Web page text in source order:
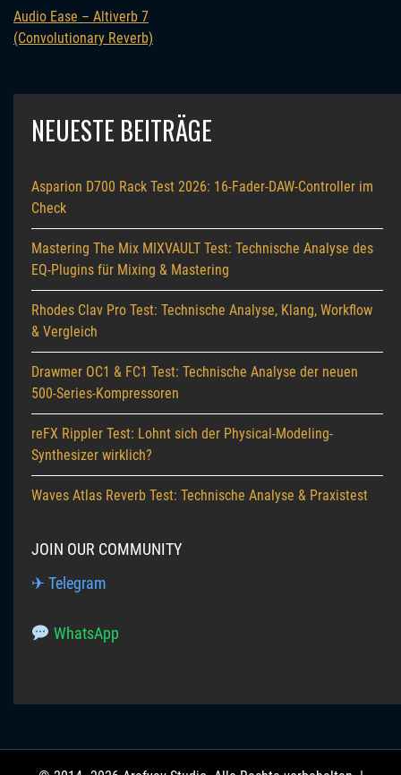
Audio Ease – Altiverb 7
(Convolutionary Reverb)
NEUESTE BEITRÄGE
Asparion D700 Rack Test 2026: 16-Fader-DAW-Controller im
Check
Mastering The Mix MIXVAULT Test: Technische Analyse des
EQ-Plugins für Mixing & Mastering
Rhodes Clav Pro Test: Technische Analyse, Klang, Workflow
& Vergleich
Drawmer OC1 & FC1 Test: Technische Analyse der neuen
500-Series-Kompressoren
reFX Rippler Test: Lohnt sich der Physical-Modeling-
Synthesizer wirklich?
Waves Atlas Reverb Test: Technische Analyse & Praxistest
JOIN OUR COMMUNITY
✈ Telegram
WhatsApp